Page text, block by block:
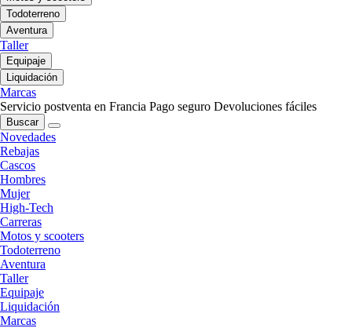
Todoterreno
Aventura
Taller
Equipaje
Liquidación
Marcas
Servicio postventa en Francia Pago seguro Devoluciones fáciles
Buscar
Novedades
Rebajas
Cascos
Hombres
Mujer
High-Tech
Carreras
Motos y scooters
Todoterreno
Aventura
Taller
Equipaje
Liquidación
Marcas